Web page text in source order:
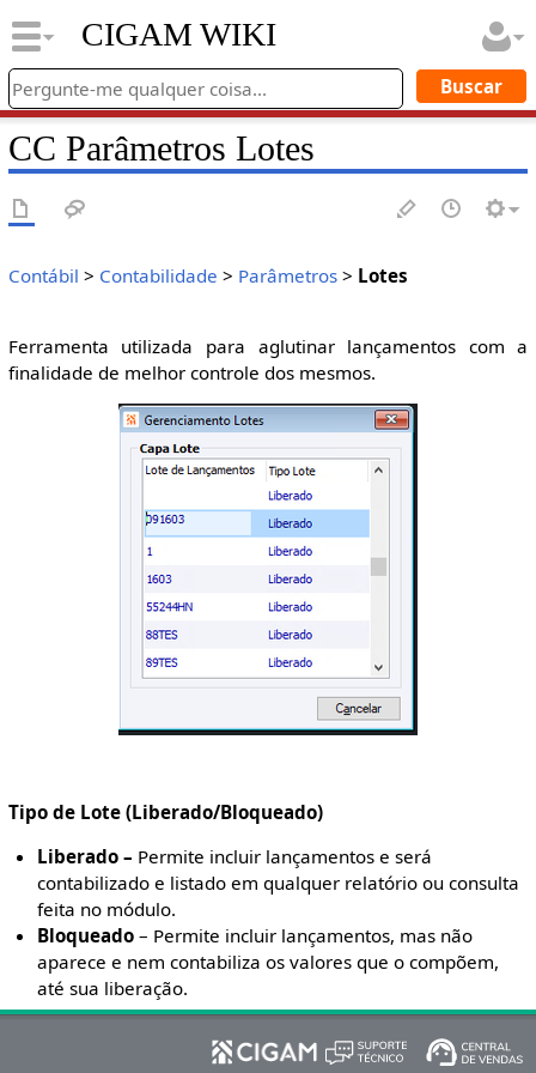
CIGAM WIKI
CC Parâmetros Lotes
Contábil > Contabilidade > Parâmetros> Lotes
Ferramenta utilizada para aglutinar lançamentos com a
finalidade de melhor controle dos mesmos.
Tipo de Lote (Liberado/Bloqueado)
Liberado – Permite incluir lançamentos e será
contabilizado e listado em qualquer relatório ou consulta
feita no módulo.
Bloqueado – Permite incluir lançamentos, mas não
aparece e nem contabiliza os valores que o compõem,
até sua liberação.